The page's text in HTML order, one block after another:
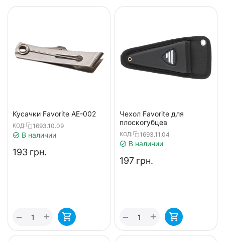
Кусачки Favorite AE-002
КОД: 1693.10.09
В наличии
‍193‍ грн.
+
−
Чехол Favorite для
плоскогубцев
КОД: 1693.11.04
В наличии
‍197‍ грн.
+
−